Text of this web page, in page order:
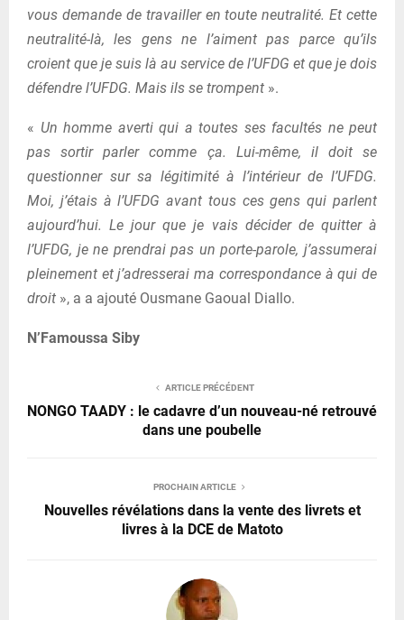
vous demande de travailler en toute neutralité. Et cette
neutralité-là, les gens ne l’aiment pas parce qu’ils
croient que je suis là au service de l’UFDG et que je dois
défendre l’UFDG. Mais ils se trompent ».
« Un homme averti qui a toutes ses facultés ne peut
pas sortir parler comme ça. Lui-même, il doit se
questionner sur sa légitimité à l’intérieur de l’UFDG.
Moi, j’étais à l’UFDG avant tous ces gens qui parlent
aujourd’hui. Le jour que je vais décider de quitter à
l’UFDG, je ne prendrai pas un porte-parole, j’assumerai
pleinement et j’adresserai ma correspondance à qui de
droit », a a ajouté Ousmane Gaoual Diallo.
N’Famoussa Siby
ARTICLE PRÉCÉDENT
NONGO TAADY : le cadavre d’un nouveau-né retrouvé
dans une poubelle
PROCHAIN ARTICLE
Nouvelles révélations dans la vente des livrets et
livres à la DCE de Matoto